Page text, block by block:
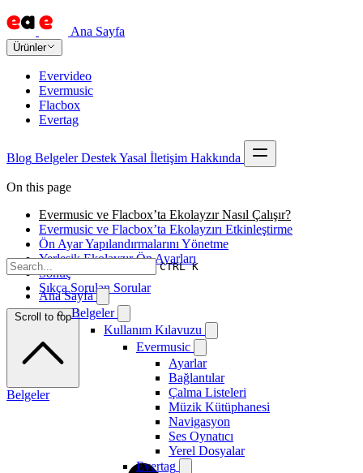
Ana Sayfa
Ürünler
Evervideo
Evermusic
Flacbox
Evertag
Blog Belgeler DestekYasal İletişim Hakkında
CTRL K
Ana Sayfa
Belgeler
Kullanım Kılavuzu
Evermusic
Ayarlar
Bağlantılar
Çalma Listeleri
Müzik Kütüphanesi
Navigasyon
Ses Oynatıcı
Yerel Dosyalar
Evertag
On this page
Evermusic ve Flacbox’ta Ekolayzır Nasıl Çalışır?
Evermusic ve Flacbox’ta Ekolayzırı Etkinleştirme
Ön Ayar Yapılandırmalarını Yönetme
Yerleşik Ekolayzır Ön Ayarları
Sonuç
Sıkça Sorulan Sorular
Scroll to top
Belgeler